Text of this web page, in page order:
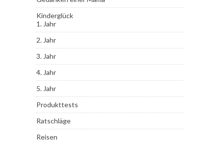
Kinderglück
1. Jahr
2. Jahr
3. Jahr
4. Jahr
5. Jahr
Produkttests
Ratschläge
Reisen